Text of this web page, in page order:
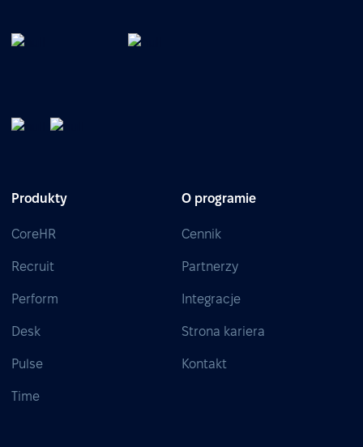
Produkty
CoreHR
Recruit
Perform
Desk
Pulse
Time
O programie
Cennik
Partnerzy
Integracje
Strona kariera
Kontakt